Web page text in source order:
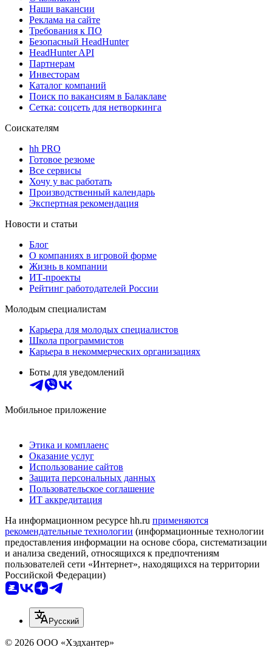
Наши вакансии
Реклама на сайте
Требования к ПО
Безопасный HeadHunter
HeadHunter API
Партнерам
Инвесторам
Каталог компаний
Поиск по вакансиям в Балаклаве
Сетка: соцсеть для нетворкинга
Соискателям
hh PRO
Готовое резюме
Все сервисы
Хочу у вас работать
Производственный календарь
Экспертная рекомендация
Новости и статьи
Блог
О компаниях в игровой форме
Жизнь в компании
ИТ-проекты
Рейтинг работодателей России
Молодым специалистам
Карьера для молодых специалистов
Школа программистов
Карьера в некоммерческих организациях
Боты для уведомлений
Мобильное приложение
Этика и комплаенс
Оказание услуг
Использование сайтов
Защита персональных данных
Пользовательское соглашение
ИТ аккредитация
На информационном ресурсе hh.ru применяются
рекомендательные технологии (информационные технологии
предоставления информации на основе сбора, систематизации
и анализа сведений, относящихся к предпочтениям
пользователей сети «Интернет», находящихся на территории
Российской Федерации)
Русский
© 2026 ООО «Хэдхантер»